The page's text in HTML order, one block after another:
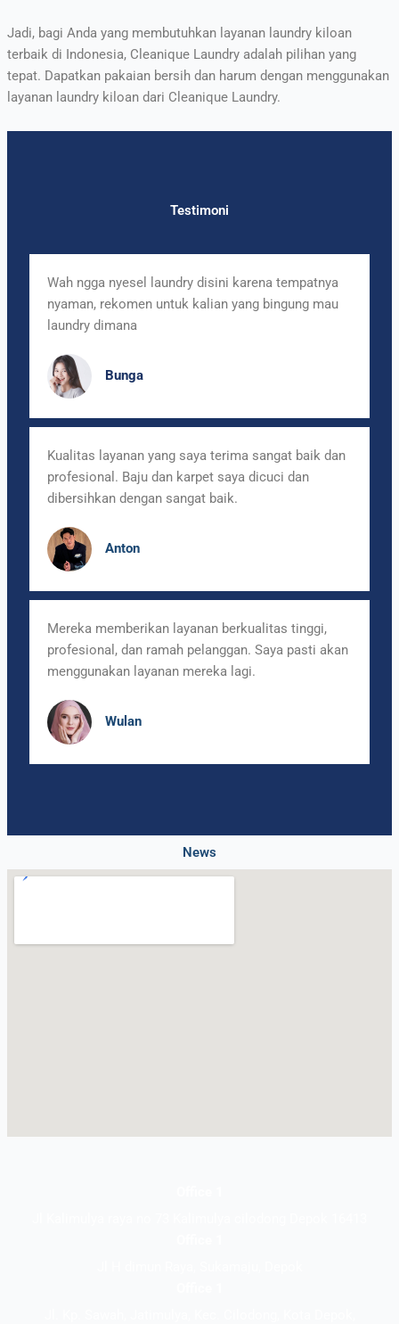
Jadi, bagi Anda yang membutuhkan layanan laundry kiloan
terbaik di Indonesia, Cleanique Laundry adalah pilihan yang
tepat. Dapatkan pakaian bersih dan harum dengan menggunakan
layanan laundry kiloan dari Cleanique Laundry.
Testimoni
Wah ngga nyesel laundry disini karena tempatnya
nyaman, rekomen untuk kalian yang bingung mau
laundry dimana
Bunga
Kualitas layanan yang saya terima sangat baik dan
profesional. Baju dan karpet saya dicuci dan
dibersihkan dengan sangat baik.
Anton
Mereka memberikan layanan berkualitas tinggi,
profesional, dan ramah pelanggan. Saya pasti akan
menggunakan layanan mereka lagi.
Wulan
News